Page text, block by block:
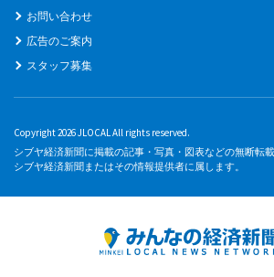
お問い合わせ
広告のご案内
スタッフ募集
Copyright 2026 JLOCAL All rights reserved.
シブヤ経済新聞に掲載の記事・写真・図表などの無断転
シブヤ経済新聞またはその情報提供者に属します。